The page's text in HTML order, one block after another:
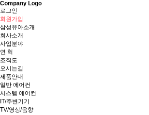
Company Logo
로그인
회원가입
삼성유아소개
회사소개
사업분야
연 혁
조직도
오시는길
제품안내
일반 에어컨
시스템 에어컨
IT/주변기기
TV/영상/음향